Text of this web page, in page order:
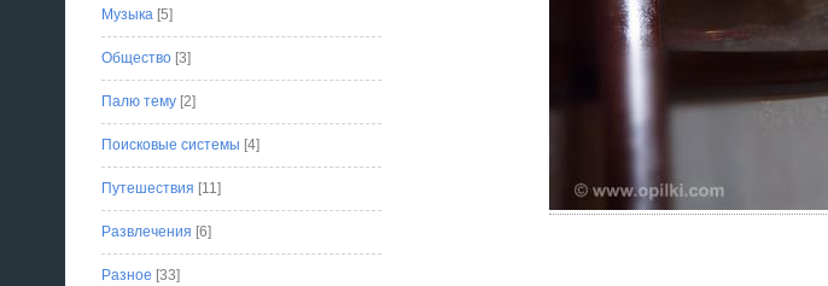
Музыка[5]
Общество[3]
Палю тему[2]
Поисковые системы [4]
Путешествия [11]
Развлечения [6]
Разное [33]